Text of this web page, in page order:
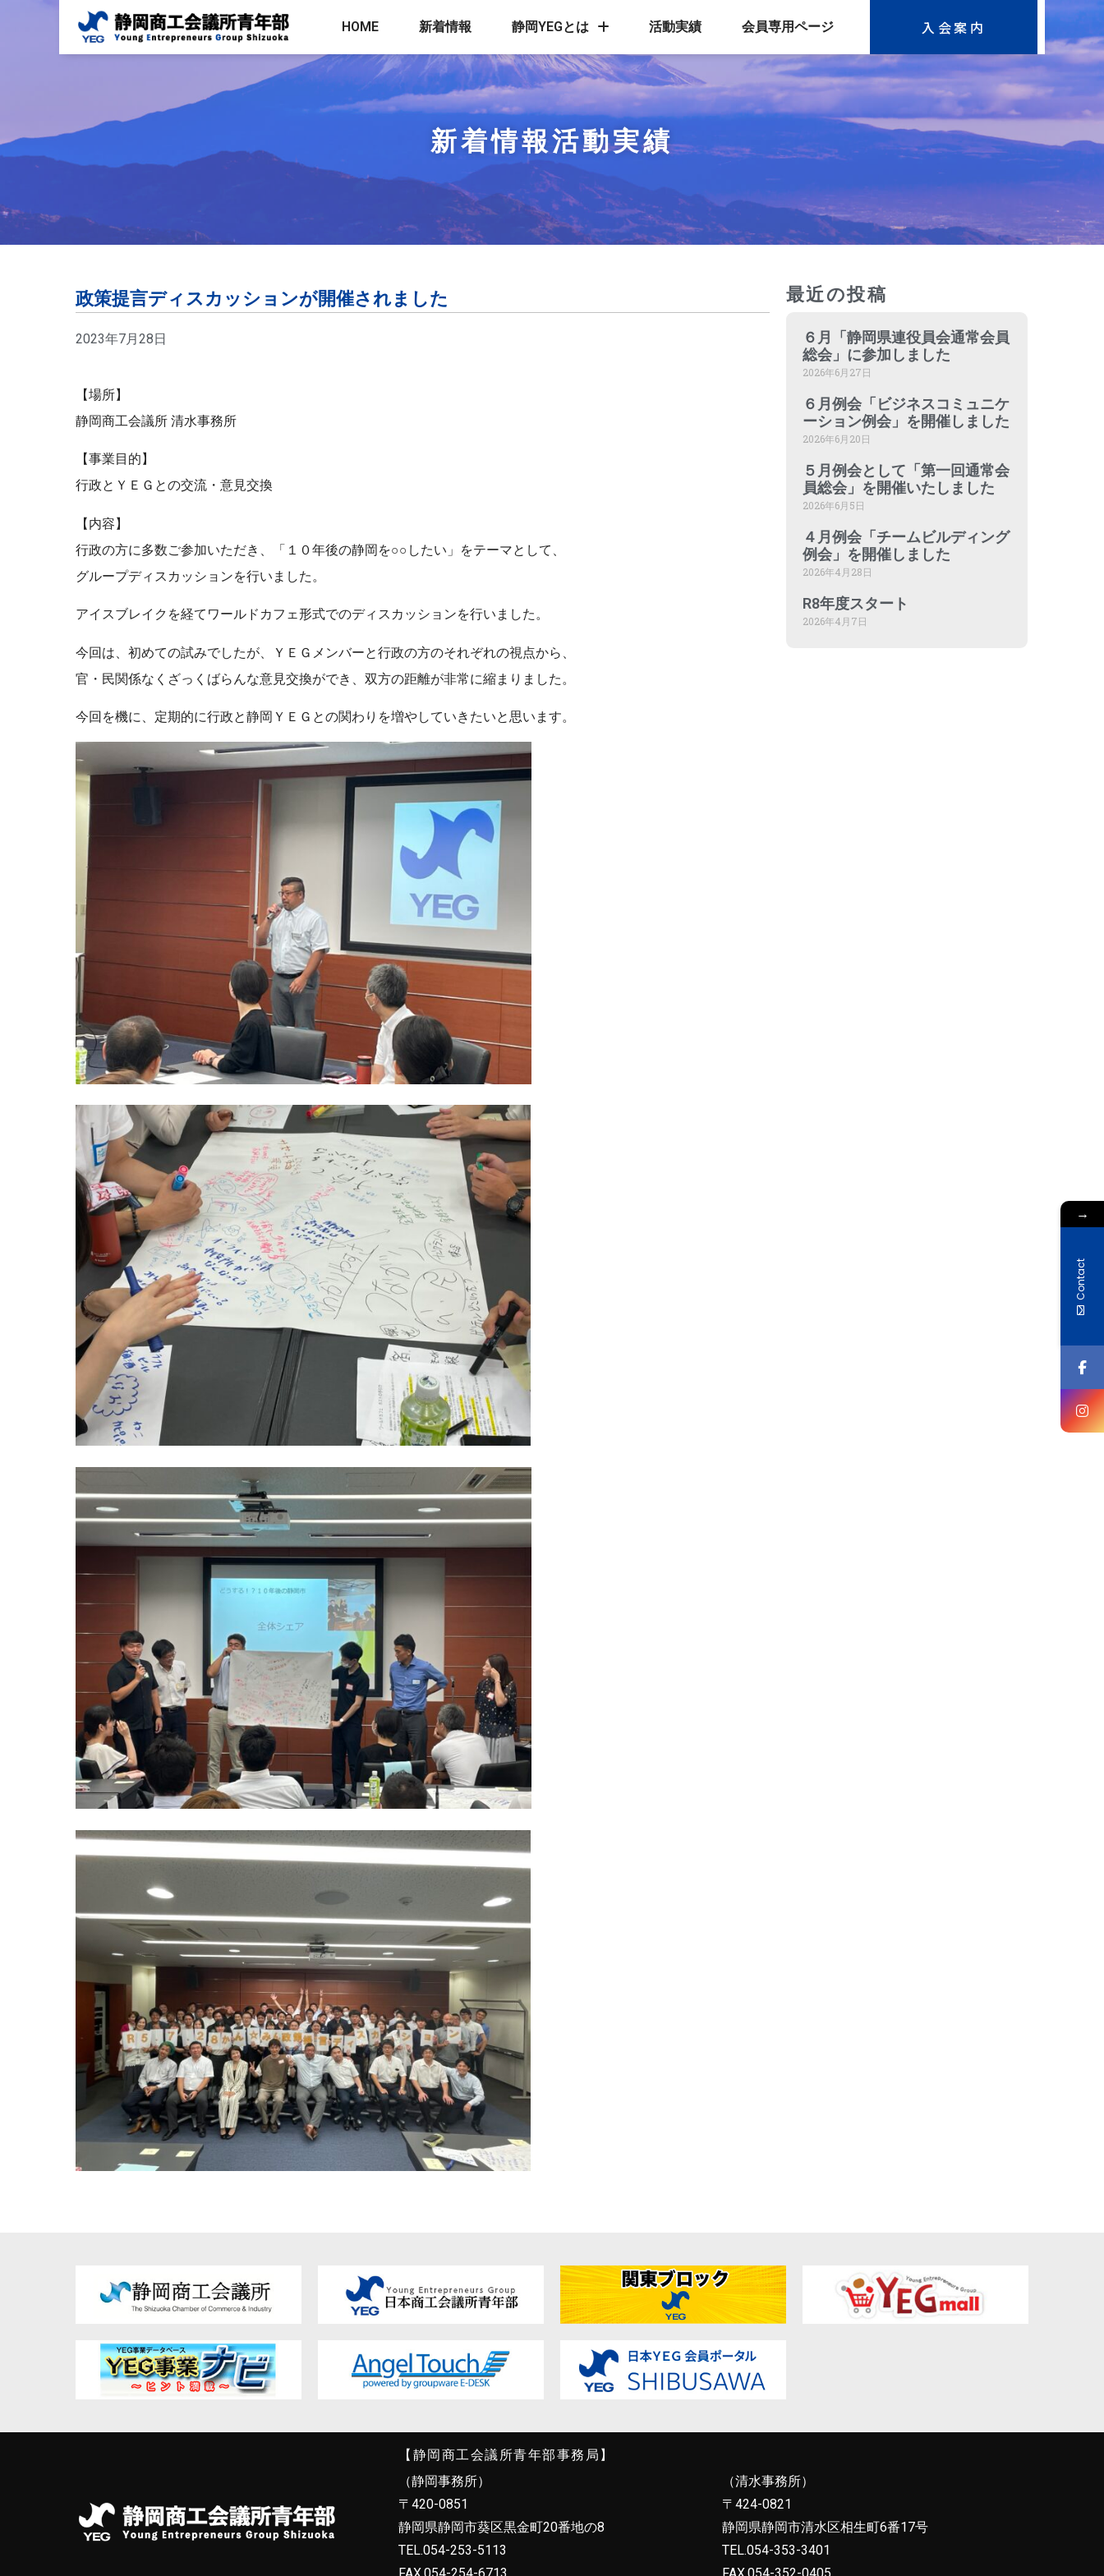
HOME 新着情報 静岡YEGとは 活動実績 会員専用ページ 入会案内
新着情報活動実績
政策提言ディスカッションが開催されました
2023年7月28日
【場所】
静岡商工会議所 清水事務所
【事業目的】
行政とＹＥＧとの交流・意見交換
【内容】
行政の方に多数ご参加いただき、「１０年後の静岡を○○したい」をテーマとして、
グループディスカッションを行いました。
アイスブレイクを経てワールドカフェ形式でのディスカッションを行いました。
今回は、初めての試みでしたが、ＹＥＧメンバーと行政の方のそれぞれの視点から、
官・民関係なくざっくばらんな意見交換ができ、双方の距離が非常に縮まりました。
今回を機に、定期的に行政と静岡ＹＥＧとの関わりを増やしていきたいと思います。
最近の投稿
６月「静岡県連役員会通常会員
総会」に参加しました
2026年6月27日
６月例会「ビジネスコミュニケ
ーション例会」を開催しました
2026年6月20日
５月例会として「第一回通常会
員総会」を開催いたしました
2026年6月5日
４月例会「チームビルディング
例会」を開催しました
2026年4月28日
R8年度スタート
2026年4月7日
【静岡商工会議所青年部事務局】
（静岡事務所）
〒420-0851
静岡県静岡市葵区黒金町20番地の8
TEL.054-253-5113
FAX.054-254-6713
（清水事務所）
〒424-0821
静岡県静岡市清水区相生町6番17号
TEL.054-353-3401
FAX.054-352-0405
→
Contact